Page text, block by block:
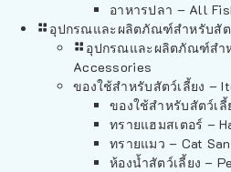
อาหารปลา – All
อุปกรณและผลิตภัณฑ์สำหรับสัต
อุปกรณและผลิตภัณฑ์สำ
Accessories
ของใช้สำหรับสัตว์เลี้ยง –
ของใช้สำหรับสัตว์เลี้
ทรายแฮมสเตอร์ –
ทรายแมว – Cat
ห้องน้ำสัตว์เลี้ยง –